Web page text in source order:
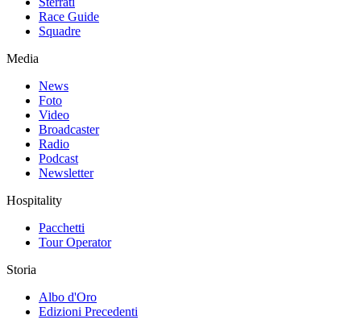
Race Guide
Squadre
Media
News
Foto
Video
Broadcaster
Radio
Podcast
Newsletter
Hospitality
Pacchetti
Tour Operator
Storia
Albo d'Oro
Edizioni Precedenti